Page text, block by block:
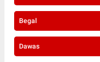
Begal
Dawas